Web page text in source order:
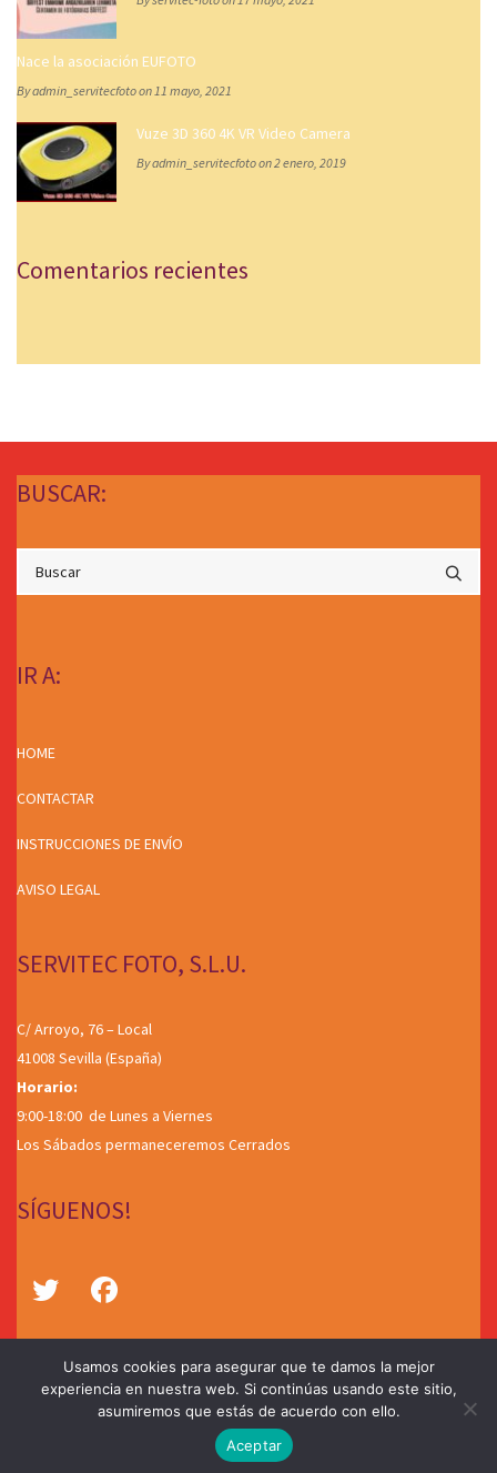
Nace la asociación EUFOTO
By admin_servitecfoto on 11 mayo, 2021
Vuze 3D 360 4K VR Video Camera
By admin_servitecfoto on 2 enero, 2019
Comentarios recientes
BUSCAR:
IR A:
HOME
CONTACTAR
INSTRUCCIONES DE ENVÍO
AVISO LEGAL
SERVITEC FOTO, S.L.U.
C/ Arroyo, 76 – Local
41008 Sevilla (España)
Horario:
9:00-18:00 de Lunes a Viernes
Los Sábados permaneceremos Cerrados
SÍGUENOS!
©2026SERVITEC FOTO S.L.U.
Usamos cookies para asegurar que te damos la mejor
experiencia en nuestra web. Si continúas usando este sitio,
asumiremos que estás de acuerdo con ello.
Aceptar